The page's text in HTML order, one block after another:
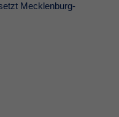
Mecklenburg-